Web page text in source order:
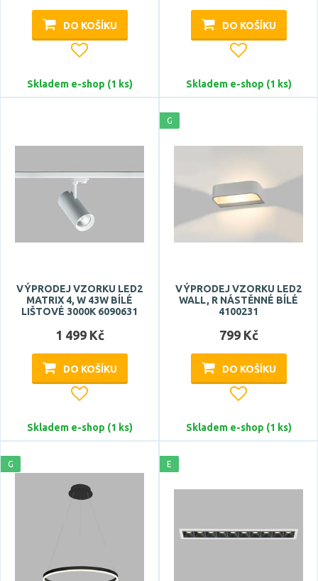
DO KOŠÍKU
Skladem e-shop (1 ks)
DO KOŠÍKU
Skladem e-shop (1 ks)
VÝPRODEJ VZORKU LED2
MATRIX 4, W 43W BÍLÉ
LIŠTOVÉ 3000K 6090631
1 499 Kč
DO KOŠÍKU
Skladem e-shop (1 ks)
G
VÝPRODEJ VZORKU LED2
WALL, R NÁSTĚNNÉ BÍLÉ
4100231
799 Kč
DO KOŠÍKU
Skladem e-shop (1 ks)
G E